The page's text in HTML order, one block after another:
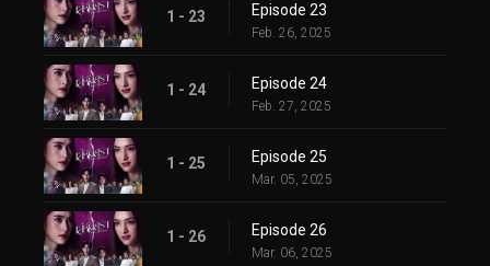
1 - 23 Episode 23
Feb. 26, 2025
1 - 24 Episode 24
Feb. 27, 2025
1 - 25 Episode 25
Mar. 05, 2025
1 - 26 Episode 26
Mar. 06, 2025